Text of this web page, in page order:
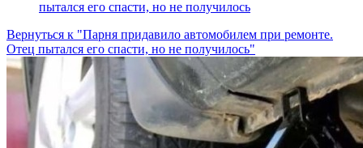
пытался его спасти, но не получилось
Вернуться к "Парня придавило автомобилем при ремонте.
Отец пытался его спасти, но не получилось"